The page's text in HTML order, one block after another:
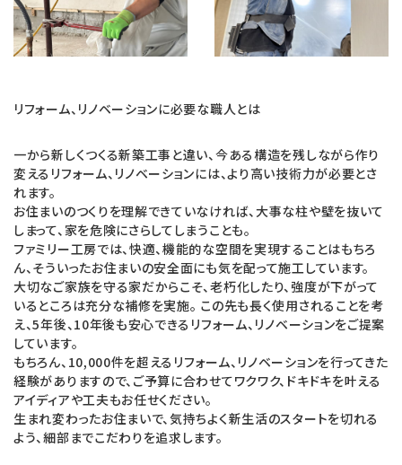
リフォーム、リノベーションに必要な職人とは
一から新しくつくる新築工事と違い、今ある構造を残しながら作り
変えるリフォーム、リノベーションには、より高い技術力が必要とさ
れます。
お住まいのつくりを理解できていなければ、大事な柱や壁を抜いて
しまって、家を危険にさらしてしまうことも。
ファミリー工房では、快適、機能的な空間を実現することはもちろ
ん、そういったお住まいの安全面にも気を配って施工しています。
大切なご家族を守る家だからこそ、老朽化したり、強度が下がって
いるところは充分な補修を実施。 この先も長く使用されることを考
え、5年後、10年後も安心できるリフォーム、リノベーションをご提案
しています。
もちろん、10,000件を超えるリフォーム、リノベーションを行ってきた
経験がありますので、ご予算に合わせてワクワク、ドキドキを叶える
アイディアや工夫もお任せください。
生まれ変わったお住まいで、気持ちよく新生活のスタートを切れる
よう、細部までこだわりを追求します。